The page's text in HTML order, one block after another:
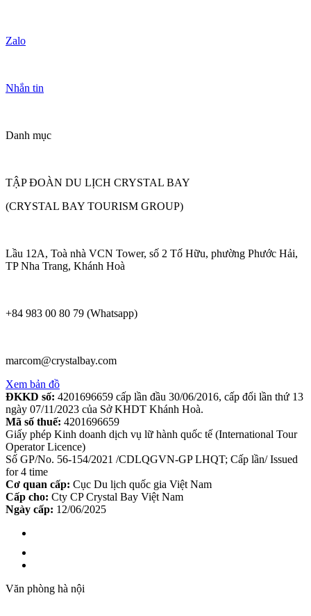
Zalo
Nhắn tin
Danh mục
TẬP ĐOÀN DU LỊCH CRYSTAL BAY
(CRYSTAL BAY TOURISM GROUP)
Lầu 12A, Toà nhà VCN Tower, số 2 Tố Hữu, phường Phước Hải,
TP Nha Trang, Khánh Hoà
+84 983 00 80 79 (Whatsapp)
marcom@crystalbay.com
Xem bản đồ
ĐKKD số: 4201696659 cấp lần đầu 30/06/2016, cấp đổi lần thứ 13
ngày 07/11/2023 của Sở KHDT Khánh Hoà.
Mã số thuế: 4201696659
Giấy phép Kinh doanh dịch vụ lữ hành quốc tế (International Tour
Operator Licence)
Số GP/No. 56-154/2021 /CDLQGVN-GP LHQT; Cấp lần/ Issued
for 4 time
Cơ quan cấp: Cục Du lịch quốc gia Việt Nam
Cấp cho: Cty CP Crystal Bay Việt Nam
Ngày cấp: 12/06/2025
Văn phòng hà nội